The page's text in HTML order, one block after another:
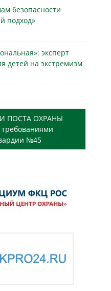
безопасности
подход»
эксперт
детей на экстремизм
ПОСТА ОХРАНЫ
требованиями
№45